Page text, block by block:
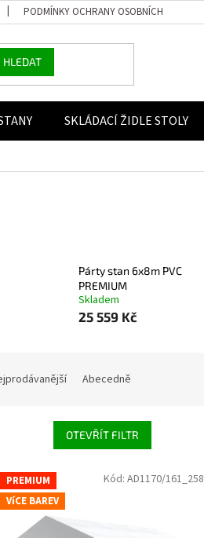
PODMÍNKY OCHRANY OSOBNÍCH ÚDAJŮ
HLEDAT
SKLÁDACÍ ŽIDLE STOLY
Párty stan 6x8m PVC
PREMIUM
Skladem
25 559 Kč
Abecedně
OTEVŘÍT FILTR
PREMIUM
VíCE BAREV
Kód: AD1170/161_258